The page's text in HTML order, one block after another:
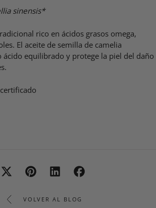
sinensis*
rico en ácidos grasos omega,
El aceite de semilla de camelia
equilibrado y protege la piel del daño
VOLVER AL BLOG